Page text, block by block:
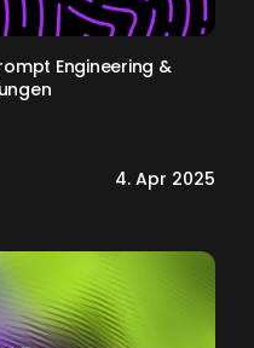
En­gi­nee­ring &
4. Apr 2025